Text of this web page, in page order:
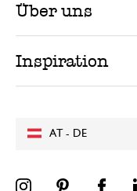
AT - DE
Über uns
Inspiration